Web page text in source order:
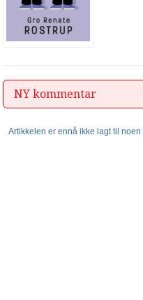
NY kommentar
Artikkelen er ennå ikke lagt til